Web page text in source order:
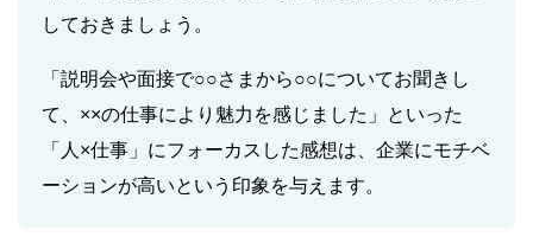
しておきましょう。
「説明会や面接で○○さまから○○についてお聞きし
て、××の仕事により魅力を感じました」といった
「人×仕事」にフォーカスした感想は、企業にモチベ
ーションが高いという印象を与えます。